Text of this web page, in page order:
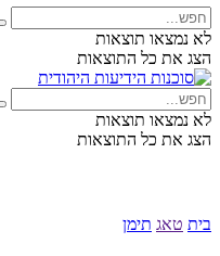
לא נמצאו תוצאות
הצג את כל התוצאות
לא נמצאו תוצאות
הצג את כל התוצאות
בית טאג תימן